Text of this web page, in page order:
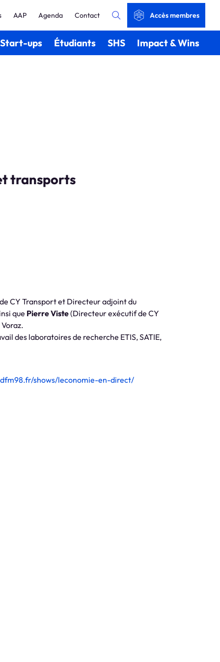
Start-ups Étudiants SHS Impact & Wins
AAP Agenda Contact Accès membres
transports
CY Transport et Directeur adjoint du
que Pierre Viste(Directeur exécutif de CY
des laboratoires de recherche ETIS, SATIE,
shows/leconomie-en-direct/